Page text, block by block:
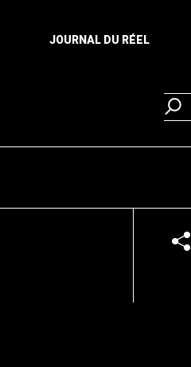
JOURNAL DU RÉEL